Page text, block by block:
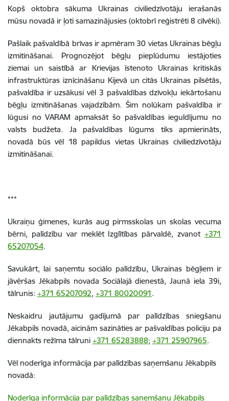
Kopš oktobra sākuma Ukrainas civiliedzīvotāju ierašanās
mūsu novadā ir ļoti samazinājusies (oktobrī reģistrēti 8 cilvēki).
Pašlaik pašvaldībā brīvas ir apmēram 30 vietas Ukrainas bēgļu
izmitināšanai. Prognozējot bēgļu pieplūdumu iestājoties
ziemai un saistībā ar Krievijas īstenoto Ukrainas kritiskās
infrastruktūras iznīcināšanu Kijevā un citās Ukrainas pilsētās,
pašvaldība ir uzsākusi vēl 3 pašvaldības dzīvokļu iekārtošanu
bēgļu izmitināšanas vajadzībām. Šim nolūkam pašvaldība ir
lūgusi no VARAM apmaksāt šo pašvaldības ieguldījumu no
valsts budžeta. Ja pašvaldības lūgums tiks apmierināts,
novadā būs vēl 18 papildus vietas Ukrainas civiliedzīvotāju
izmitināšanai.
***
Ukraiņu ģimenes, kurās aug pirmsskolas un skolas vecuma
bērni, palīdzību var meklēt Izglītības pārvaldē, zvanot +371
65207054.
Savukārt, lai saņemtu sociālo palīdzību, Ukrainas bēgļiem ir
jāvēršas Jēkabpils novada Sociālajā dienestā, Jaunā iela 39i,
tālrunis: +371 65207092, +371 80020091.
Neskaidru jautājumu gadījumā par palīdzības sniegšanu
Jēkabpils novadā, aicinām sazināties ar pašvaldības policiju pa
diennakts režīma tālruni +371 65283888; +371 25907965.
Vēl noderīga informācija par palīdzības saņemšanu Jēkabpils
novadā:
Noderīga informācija par palīdzības saņemšanu Jēkabpils